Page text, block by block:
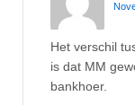
Het verschil
is dat MM
bankhoer.